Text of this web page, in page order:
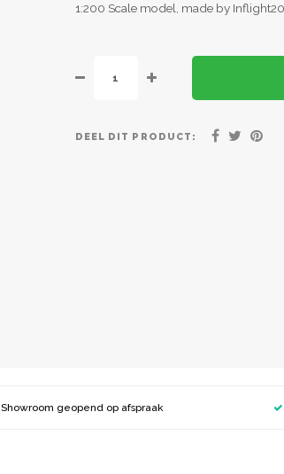
1:200 Scale model, made by
DEEL DIT PRODUCT:
Showroom geopend op afspraak